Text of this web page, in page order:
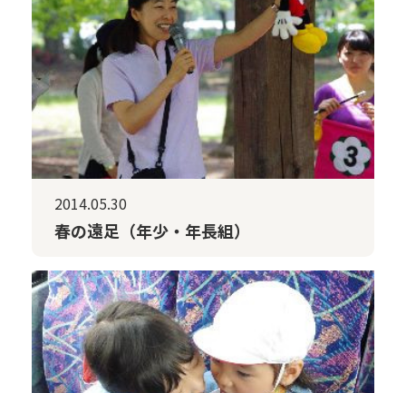
2014.05.30
春の遠足（年少・年長組）